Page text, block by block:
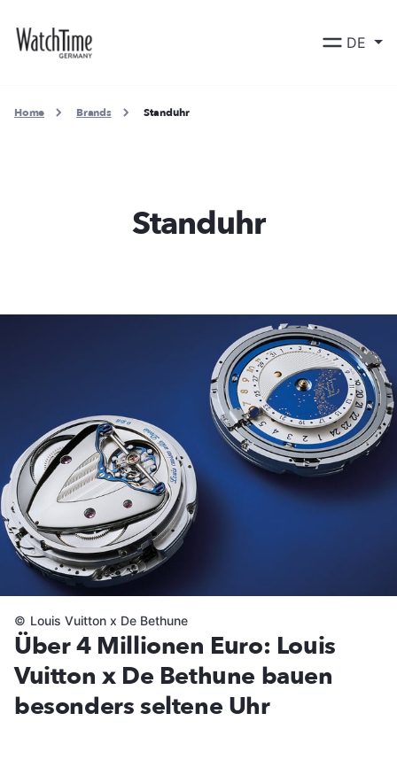
DE
Home Brands Standuhr
Standuhr
Über 4 Millionen Euro: Louis
Vuitton x De Bethune bauen
besonders seltene Uhr
© Louis Vuitton x De Bethune